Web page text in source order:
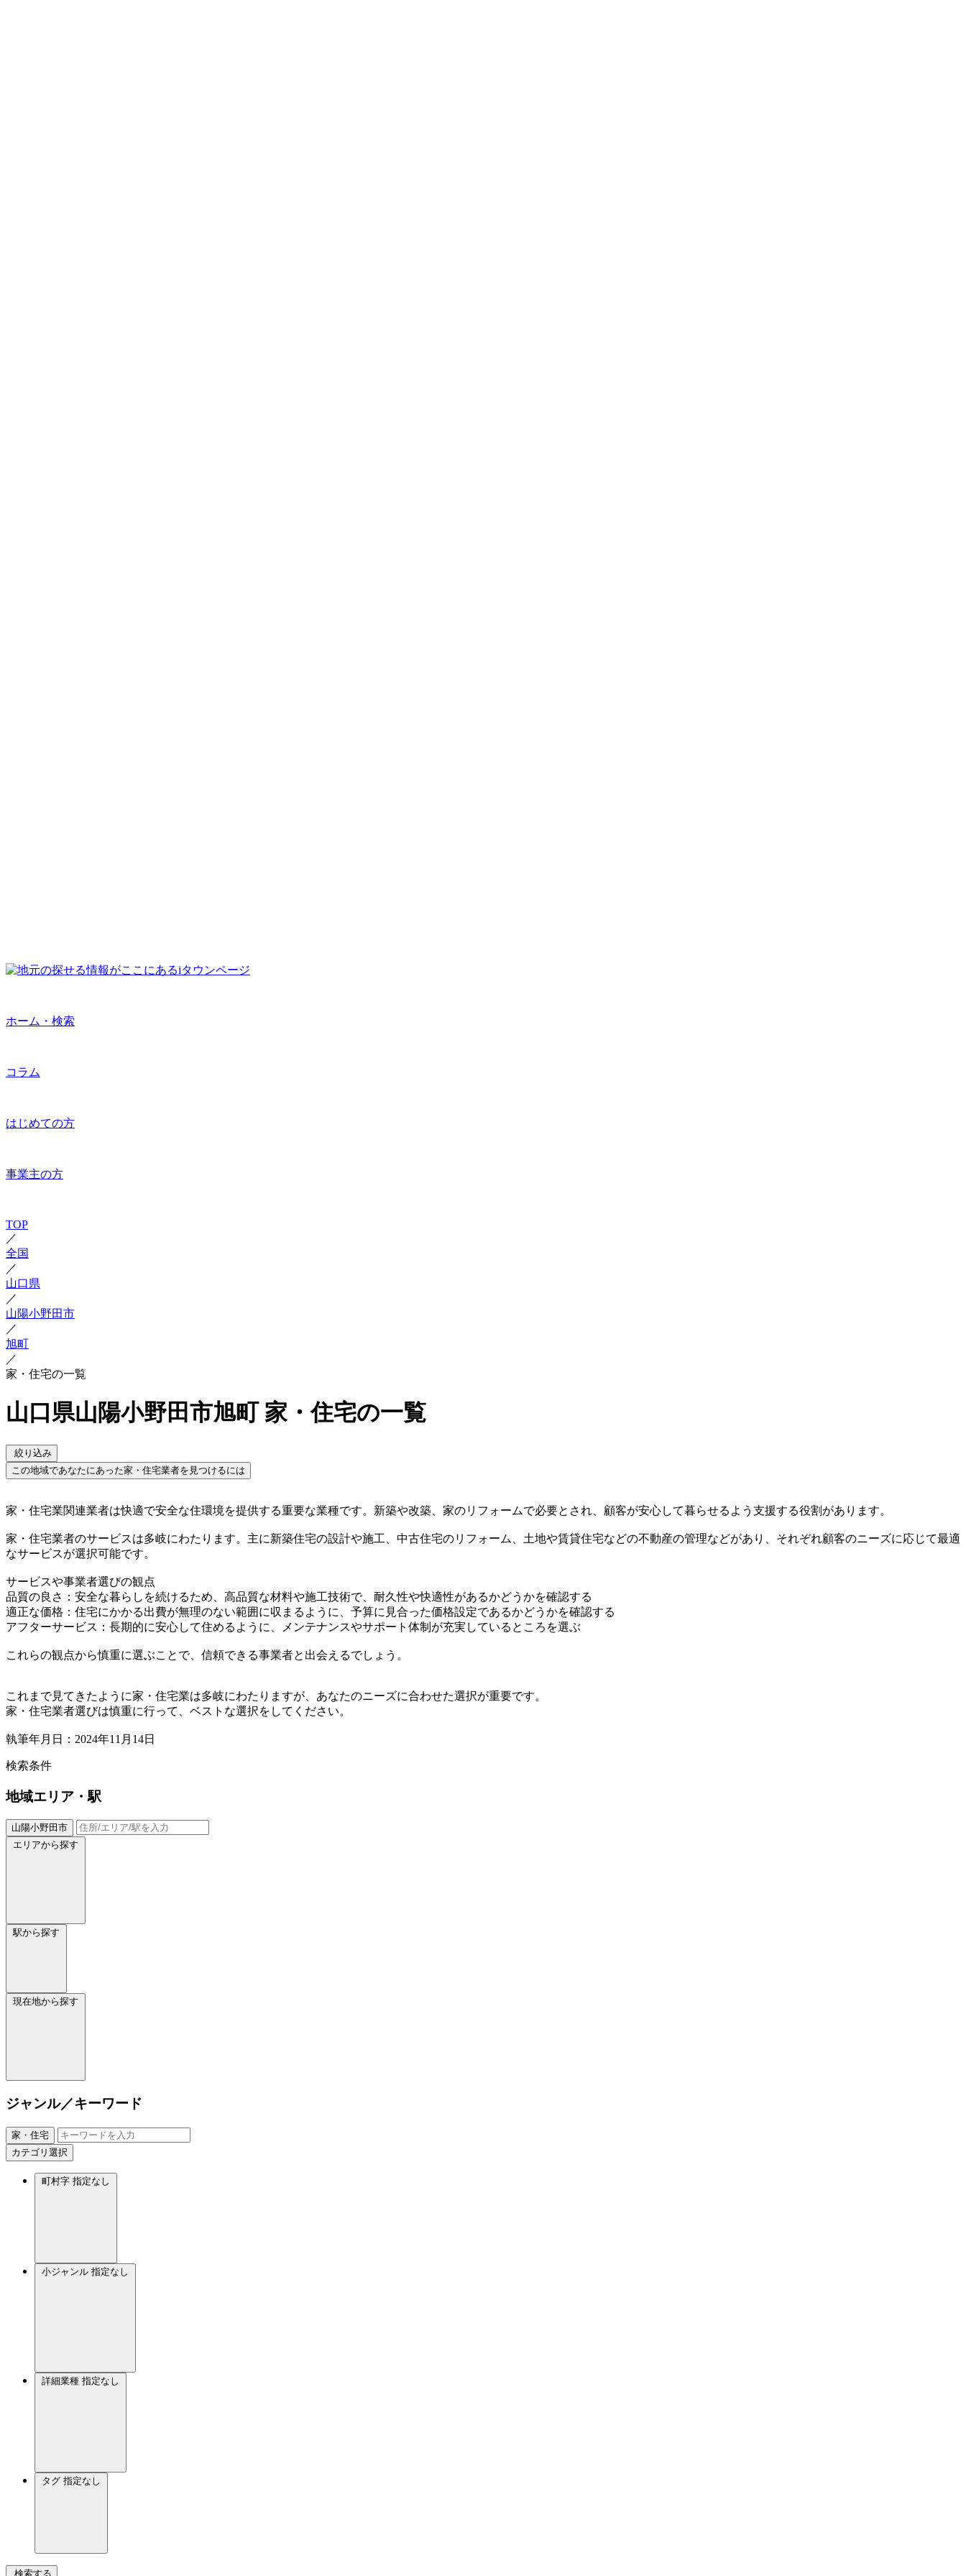
ホーム・検索
コラム
はじめての方
事業主の方
TOP
／
全国
／
山口県
／
山陽小野田市
／
旭町
／
家・住宅の一覧
山口県山陽小野田市旭町 家・住宅の一覧
絞り込み
この地域であなたにあった家・住宅業者を見つけるには
家・住宅業関連業者は快適で安全な住環境を提供する重要な業種です。新築や改築、家のリフォームで必要とされ、顧客が安心して暮らせるよう支援する役割があります。
家・住宅業者のサービスは多岐にわたります。主に新築住宅の設計や施工、中古住宅のリフォーム、土地や賃貸住宅などの不動産の管理などがあり、それぞれ顧客のニーズに応じて最適
なサービスが選択可能です。
サービスや事業者選びの観点
品質の良さ：安全な暮らしを続けるため、高品質な材料や施工技術で、耐久性や快適性があるかどうかを確認する
適正な価格：住宅にかかる出費が無理のない範囲に収まるように、予算に見合った価格設定であるかどうかを確認する
アフターサービス：長期的に安心して住めるように、メンテナンスやサポート体制が充実しているところを選ぶ
これらの観点から慎重に選ぶことで、信頼できる事業者と出会えるでしょう。
これまで見てきたように家・住宅業は多岐にわたりますが、あなたのニーズに合わせた選択が重要です。
家・住宅業者選びは慎重に行って、ベストな選択をしてください。
執筆年月日：2024年11月14日
検索条件
地域エリア・駅
山陽小野田市
エリアから探す
駅から探す
現在地から探す
ジャンル／キーワード
家・住宅
カテゴリ選択
町村字 指定なし
小ジャンル 指定なし
詳細業種 指定なし
タグ 指定なし
検索する